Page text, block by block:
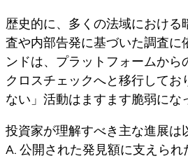
歴史的に、多くの法域における
査や内部告発に基づいた調査に
ンドは、 プラットフォームから
クロスチェックへと移行してお
ない」活動はますます脆弱にな
投資家が理解すべき主な進展は
A. 公開された発見額に支えられ